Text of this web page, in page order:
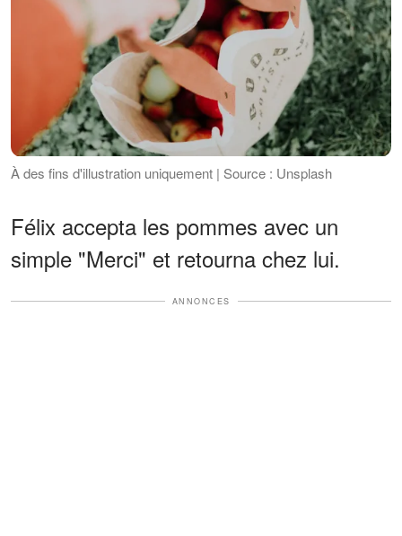
À des fins d'illustration uniquement | Source : Unsplash
Félix accepta les pommes avec un
simple "Merci" et retourna chez lui.
ANNONCES